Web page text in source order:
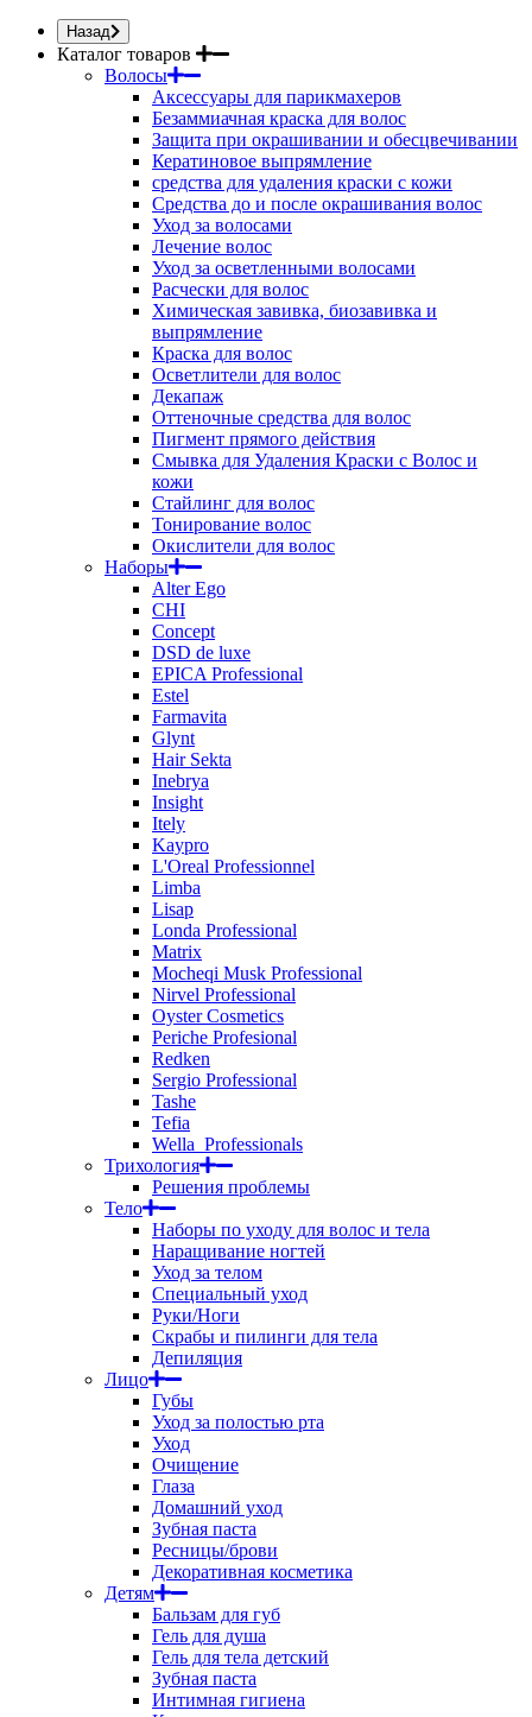
Назад
Каталог товаров
Волосы
Аксессуары для парикмахеров
Безаммиачная краска для волос
Защита при окрашивании и обесцвечивании
Кератиновое выпрямление
средства для удаления краски с кожи
Средства до и после окрашивания волос
Уход за волосами
Лечение волос
Уход за осветленными волосами
Расчески для волос
Химическая завивка, биозавивка и
выпрямление
Краска для волос
Осветлители для волос
Декапаж
Оттеночные средства для волос
Пигмент прямого действия
Смывка для Удаления Краски с Волос и
кожи
Стайлинг для волос
Тонирование волос
Окислители для волос
Наборы
Alter Ego
CHI
Concept
DSD de luxe
EPICA Professional
Estel
Farmavita
Glynt
Hair Sekta
Inebrya
Insight
Itely
Kaypro
L'Oreal Professionnel
Limba
Lisap
Londa Professional
Matrix
Mocheqi Musk Professional
Nirvel Professional
Oyster Cosmetics
Periche Profesional
Redken
Sergio Professional
Tashe
Tefia
Wella_Professionals
Трихология
Решения проблемы
Тело
Наборы по уходу для волос и тела
Наращивание ногтей
Уход за телом
Специальный уход
Руки/Ноги
Скрабы и пилинги для тела
Депиляция
Лицо
Губы
Уход за полостью рта
Уход
Очищение
Глаза
Домашний уход
Зубная паста
Ресницы/брови
Декоративная косметика
Детям
Бальзам для губ
Гель для душа
Гель для тела детский
Зубная паста
Интимная гигиена